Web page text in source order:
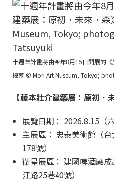
十週年計畫將由今年8月15日開展的
揭幕 © Mori Art Museum, Tokyo;
【藤本壯介建築展：原初．
展覽日期： 2026.8.15（
主展區： 忠泰美術館（
178號）
衛星展區： 建國啤酒廠
江路25巷40號）